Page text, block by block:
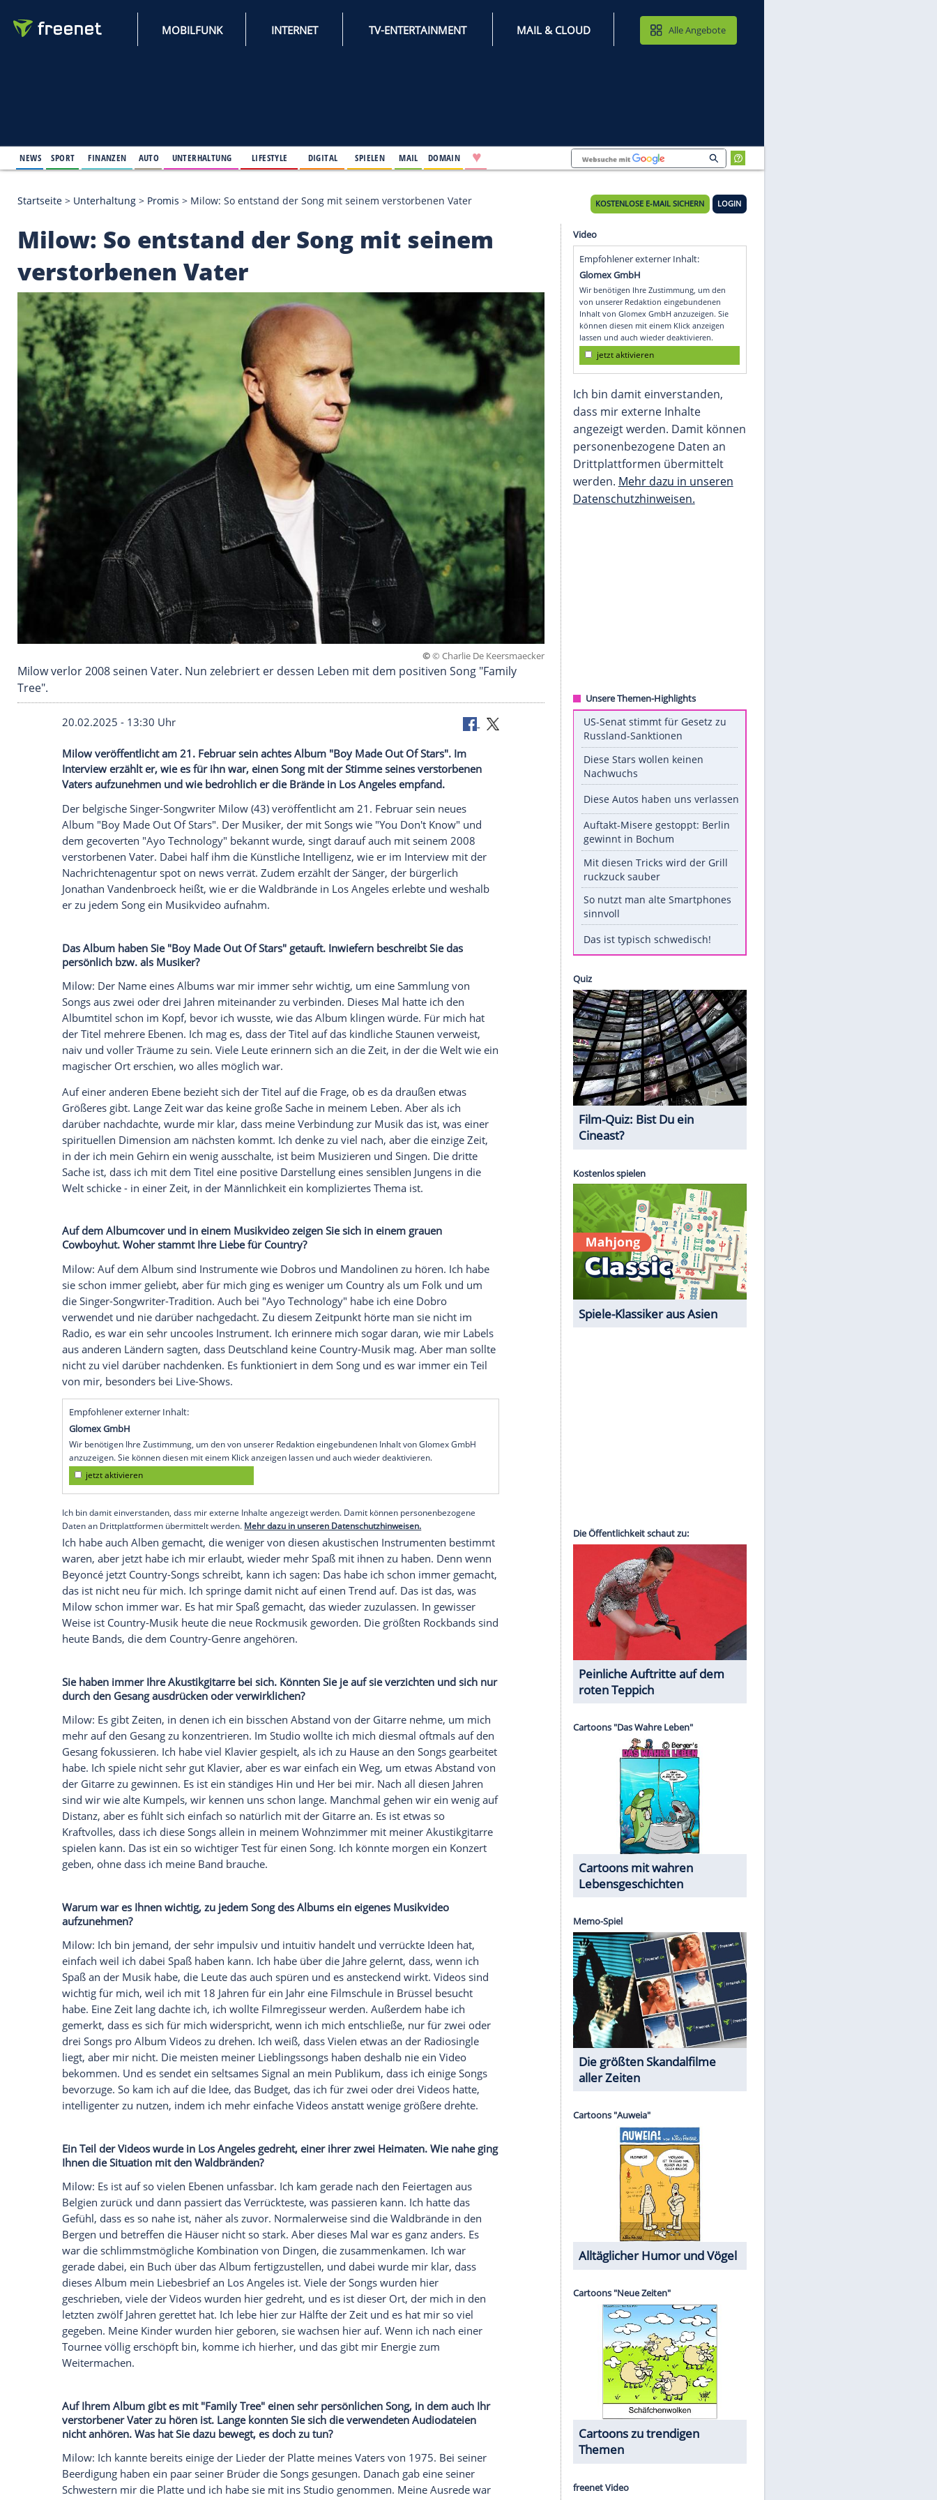
MOBILFUNK INTERNET TV-ENTERTAINMENT MAIL & CLOUD
KOSTENLOSE E-MAIL SICHERN
Startseite >Unterhaltung >Promis >Milow: So entstand der Song mit seinem verstorbenen Vater
Milow: So entstand der Song mit seinem
verstorbenen Vater
© Charlie De Keersmaecker
Milow verlor 2008 seinen Vater. Nun zelebriert er dessen Leben mit dem positiven Song "Family
20.02.2025 - 13:30 Uhr
Milow veröffentlicht am 21. Februar sein achtes Album "Boy Made Out Of Stars". Im
Interview erzählt er, wie es für ihn war, einen Song mit der Stimme seines verstorbenen
Vaters aufzunehmen und wie bedrohlich er die Brände in Los Angeles empfand.
sein neues
Album "Boy Made Out Of Stars". Der Musiker, der mit Songs wie "You Don't Know" und
dem gecoverten "Ayo Technology" bekannt wurde, singt darauf auch mit seinem 2008
verstorbenenVater . Dabei half ihm dieKünstliche Intelligenz, wie er im mit der
Nachrichtenagentur spot on news verrät. Zudem erzählt der Sänger, der bürgerlich
Jonathan Vandenbroeck heißt, wie er die Waldbrände in
erlebte und weshalb
er zu jedem Song einMusikvideoaufnahm.
Das Album haben Sie "Boy Made Out Of Stars" getauft. Inwiefern beschreibt Sie das
persönlich bzw. als Musiker?
Milow: Der Name eines Albums war mir immer sehr wichtig, um eine Sammlung von
Albumtitelschon im Kopf, bevor ich wusste, wie das Album klingen würde. Für mich hat
derTitelmehrere Ebenen. Ich mag es, dass der
auf das kindliche Staunen verweist,
naiv und voller Träume zu sein. Viele Leute erinnern sich an die Zeit, in der die Welt wie ein
magischer Ort erschien, wo alles möglich war.
Auf einer anderen Ebene bezieht sich derTitelauf die Frage, ob es da draußen etwas
Größeres gibt. Lange Zeit war das keine große Sache in meinem Leben. Aber als ich
darüber nachdachte, wurde mir klar, dass meine Verbindung zurMusikdas ist, was einer
spirituellen Dimension am nächsten kommt. Ich denke zu viel nach, aber die einzige Zeit,
in der ich mein Gehirn ein wenig ausschalte, ist beim Musizieren und Singen. Die dritte
Sache ist, dass ich mit dem
eine positive Darstellung eines sensiblen Jungens in die
Welt schicke - in einer Zeit, in der Männlichkeit ein kompliziertes Thema ist.
Auf dem Albumcover und in einem
Cowboyhut. Woher stammt Ihre Liebe für Country?
Milow: Auf dem Album sind Instrumente wie Dobros und Mandolinen zu hören. Ich habe
sie schon immer geliebt, aber für mich ging es weniger um Country als um Folk und um
die Singer-Songwriter-Tradition. Auch bei "Ayo Technology" habe ich eine Dobro
verwendet und nie darüber nachgedacht. Zu diesem Zeitpunkt hörte man sie nicht im
Radio, es war ein sehr uncooles Instrument. Ich erinnere mich sogar daran, wie mir Labels
aus anderen Ländern sagten, dass Deutschland keineCountry-Musikmag. Aber man sollte
nicht zu viel darüber nachdenken. Es funktioniert in dem Song und es war immer ein Teil
Empfohlener externer Inhalt:
Glomex GmbH
Wir benötigen Ihre Zustimmung, um den von unserer Redaktion eingebundenen Inhalt von Glomex GmbH
anzuzeigen. Sie können diesen mit einem Klick anzeigen lassen und auch wieder deaktivieren.
jetzt aktivieren
Ich bin damit einverstanden, dass mir externe Inhalte angezeigt werden. Damit können personenbezogene
Daten an Drittplattformen übermittelt werden.Mehr dazu in unseren Datenschutzhinweisen.
Ich habe auch Alben gemacht, die weniger von diesen akustischen Instrumenten bestimmt
mit ihnen zu haben. Denn wenn
jetzt Country-Songs schreibt, kann ich sagen: Das habe ich schon immer gemacht,
das ist nicht neu für mich. Ich springe damit nicht auf einen Trend auf. Das ist das, was
gemacht, das wieder zuzulassen. In gewisser
Weise ist Country-Musik
heute die neue Rockmusik geworden. Die größten Rockbands sind
heute Bands, die dem Country-Genre angehören.
Sie haben immer IhreAkustikgitarrebei sich. Könnten Sie je auf sie verzichten und sich nur
durch denGesangausdrücken oder verwirklichen?
Milow: Es gibt Zeiten, in denen ich ein bisschen Abstand von der Gitarre nehme, um mich
mehr auf den Gesangzu konzentrieren. Im Studio wollte ich mich diesmal oftmals auf den
Gesangfokussieren. Ich habe vielKlaviergespielt, als ich zu Hause an den Songs gearbeitet
, aber es war einfach ein Weg, um etwas Abstand von
der Gitarre zu gewinnen. Es ist ein ständiges Hin und Her bei mir. Nach all diesen Jahren
sind wir wie alte Kumpels, wir kennen uns schon lange. Manchmal gehen wir ein wenig auf
Distanz, aber es fühlt sich einfach so natürlich mit der Gitarre an. Es ist etwas so
Kraftvolles, dass ich diese Songs allein in meinem Wohnzimmer mit meiner
Akustikgitarre
spielen kann. Das ist ein so wichtiger Test für einen Song. Ich könnte morgen ein Konzert
geben, ohne dass ich meine Band brauche.
Warum war es Ihnen wichtig, zu jedem Song des Albums ein eigenesMusikvideo
aufzunehmen?
Milow: Ich bin jemand, der sehr impulsiv und intuitiv handelt und verrückte Ideen hat,
einfach weil ich dabei
haben kann. Ich habe über die Jahre gelernt, dass, wenn ich
habe, die Leute das auch spüren und es ansteckend wirkt. Videos sind
wichtig für mich, weil ich mit 18 Jahren für ein Jahr eine Filmschule in Brüssel besucht
habe. Eine Zeit lang dachte ich, ich wollte Filmregisseur werden. Außerdem habe ich
gemerkt, dass es sich für mich widerspricht, wenn ich mich entschließe, nur für zwei oder
drei Songs pro Album Videos zu drehen. Ich weiß, dass Vielen etwas an der Radiosingle
liegt, aber mir nicht. Die meisten meiner Lieblingssongs haben deshalb nie ein Video
Empfohlener externer Inhalt:
Glomex GmbH
Wir benötigen Ihre Zustimmung, um den
von unserer Redaktion eingebundenen
Inhalt von Glomex GmbH anzuzeigen. Sie
können diesen mit einem Klick anzeigen
jetzt aktivieren
Ich bin damit einverstanden,
dass mir externe Inhalte
US-Senat stimmt für Gesetz zu
Russland-Sanktionen
Auftakt-Misere gestoppt: Berlin
gewinnt in Bochum
Mit diesen Tricks wird der Grill
ruckzuck sauber
So nutzt man alte Smartphones
sinnvoll
Spiele-Klassiker aus Asien
Die Öffentlichkeit schaut zu:
Peinliche Auftritte auf dem
roten Teppich
Cartoons mit wahren
Lebensgeschichten
Memo-Spiel